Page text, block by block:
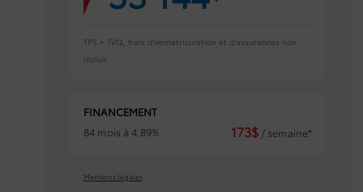
TPS + TVQ, frais d'immatriculation et d'assurances non
inclus.
FINANCEMENT
84 mois à 4.89%
173$ / semaine*
Mentions légales